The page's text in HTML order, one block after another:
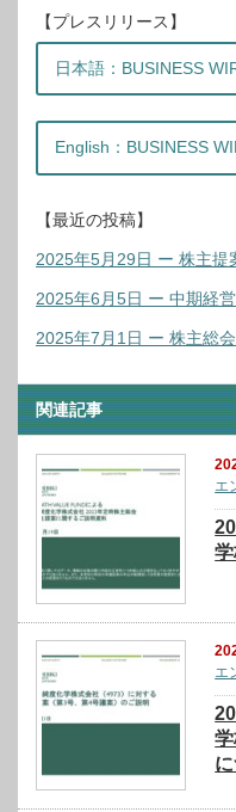
【プレスリリース】
日本語：BUSINESS
English：BUSINESS
【最近の投稿】
2025年5月29日 ー 株主提
2025年6月5日 ー 中期経
2025年7月1日 ー 株主総
関連記事
エ
エ